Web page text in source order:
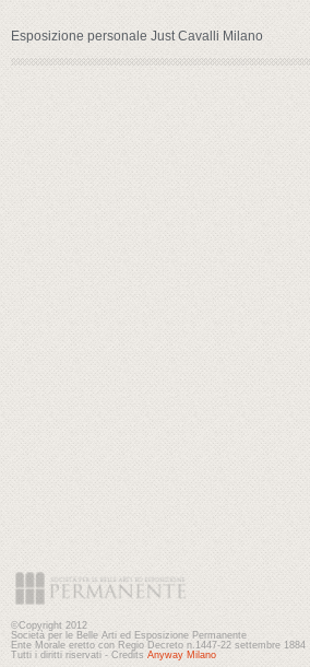
Esposizione personale Just Cavalli Milano
©Copyright 2012
Società per le Belle Arti ed Esposizione Permanente
Ente Morale eretto con Regio Decreto n.1447-22 settembre 1884
Tutti i diritti riservati - Credits Anyway Milano